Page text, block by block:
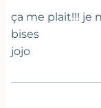
ça me plait!!! je
bises
jojo